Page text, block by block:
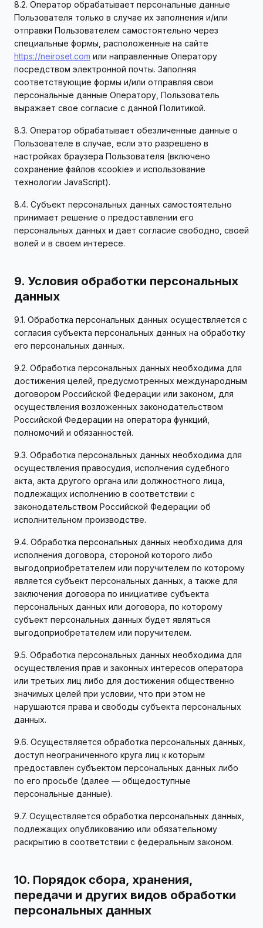
8.2. Оператор обрабатывает персональные данные
Пользователя только в случае их заполнения и/или
отправки Пользователем самостоятельно через
специальные формы, расположенные на сайте
https://neiroset.com или направленные Оператору
посредством электронной почты. Заполняя
соответствующие формы и/или отправляя свои
персональные данные Оператору, Пользователь
выражает свое согласие с данной Политикой.
8.3. Оператор обрабатывает обезличенные данные о
Пользователе в случае, если это разрешено в
настройках браузера Пользователя (включено
сохранение файлов «cookie» и использование
технологии JavaScript).
8.4. Субъект персональных данных самостоятельно
принимает решение о предоставлении его
персональных данных и дает согласие свободно, своей
волей и в своем интересе.
9. Условия обработки персональных
данных
9.1. Обработка персональных данных осуществляется с
согласия субъекта персональных данных на обработку
его персональных данных.
9.2. Обработка персональных данных необходима для
достижения целей, предусмотренных международным
договором Российской Федерации или законом, для
осуществления возложенных законодательством
Российской Федерации на оператора функций,
полномочий и обязанностей.
9.3. Обработка персональных данных необходима для
осуществления правосудия, исполнения судебного
акта, акта другого органа или должностного лица,
подлежащих исполнению в соответствии с
законодательством Российской Федерации об
исполнительном производстве.
9.4. Обработка персональных данных необходима для
исполнения договора, стороной которого либо
выгодоприобретателем или поручителем по которому
является субъект персональных данных, а также для
заключения договора по инициативе субъекта
персональных данных или договора, по которому
субъект персональных данных будет являться
выгодоприобретателем или поручителем.
9.5. Обработка персональных данных необходима для
осуществления прав и законных интересов оператора
или третьих лиц либо для достижения общественно
значимых целей при условии, что при этом не
нарушаются права и свободы субъекта персональных
данных.
9.6. Осуществляется обработка персональных данных,
доступ неограниченного круга лиц к которым
предоставлен субъектом персональных данных либо
по его просьбе (далее — общедоступные
персональные данные).
9.7. Осуществляется обработка персональных данных,
подлежащих опубликованию или обязательному
раскрытию в соответствии с федеральным законом.
10. Порядок сбора, хранения,
передачи и других видов обработки
персональных данных